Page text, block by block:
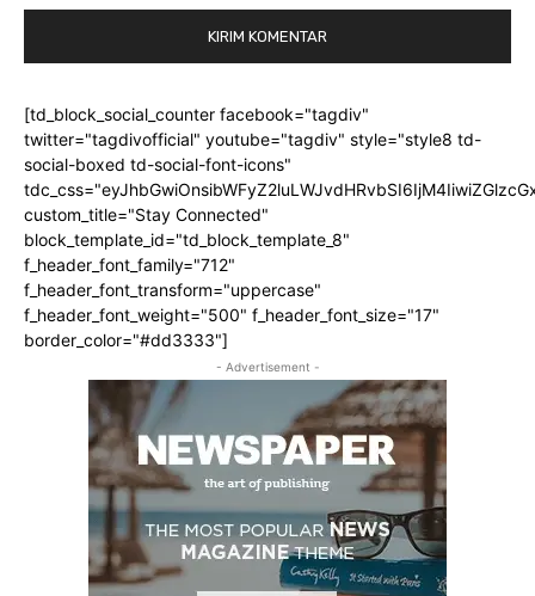
[td_block_social_counter facebook="tagdiv"
twitter="tagdivofficial" youtube="tagdiv" style="style8 td-
social-boxed td-social-font-icons"
custom_title="Stay Connected"
block_template_id="td_block_template_8"
f_header_font_family="712"
f_header_font_transform="uppercase"
f_header_font_weight="500" f_header_font_size="17"
border_color="#dd3333"]
- Advertisement -